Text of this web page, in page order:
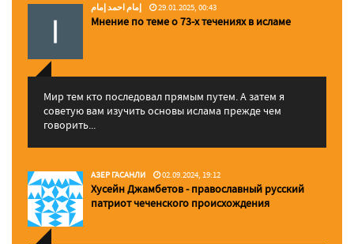
إمام احمد إمام 29.01.2025, 00:43
Мнение по теме о 73-х течениях в исламе
Мир тем кто последовал прямым путем. А затем я
советую вам изучить основы ислама прежде чем
говорить...
АЗЕР ГАСАНЛИ 02.09.2024, 19:12
Хусейн Джамбетов - православный русский
патриот чеченского происхождения